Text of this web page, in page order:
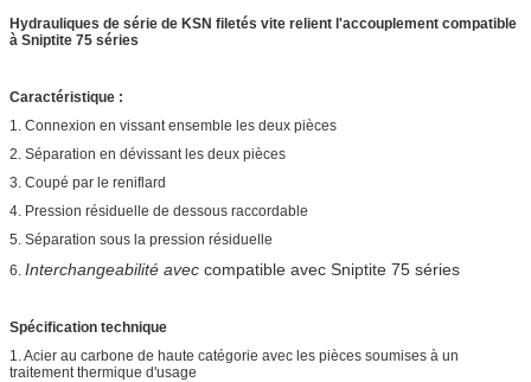
Hydrauliques de série de KSN filetés vite relient l'accouplement compatible
à Sniptite 75 séries
Caractéristique :
1. Connexion en vissant ensemble les deux pièces
2. Séparation en dévissant les deux pièces
3. Coupé par le reniflard
4. Pression résiduelle de dessous raccordable
5. Séparation sous la pression résiduelle
6. Interchangeabilité avec compatible avec Sniptite 75 séries
Spécification technique
1. Acier au carbone de haute catégorie avec les pièces soumises à un
traitement thermique d'usage